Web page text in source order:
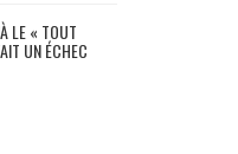
LE « TOUT
UN ÉCHEC